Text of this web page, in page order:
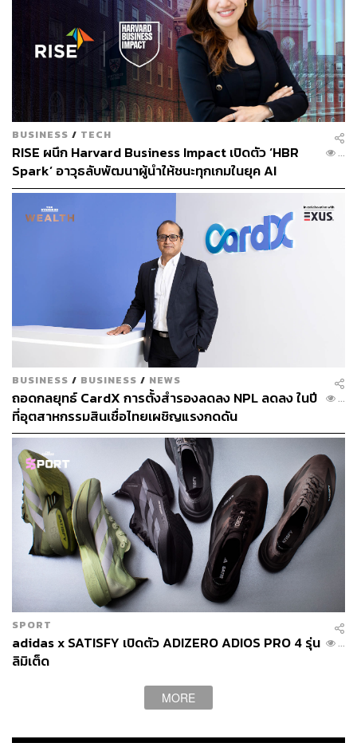
ยานโพรบมวลต่ำที่สร้างจาก ‘แอโรกราไฟต์’ นี้จะอยู่​ในรูป
คล้าย ‘ใบเรือ’ ขนาดใหญ่​ เพื่ออาศัยแรงผลักจากอนุภาค​โฟ
ตอนจากแสงอาทิตย์​ในการสร้างพลังขับดันส่งพุ่งสู่เป้าหมาย
ด้วยคุณสมบัติ​ของโฟตอนที่เป็นอนุภาค​ไร้มวลแต่มีพลังงาน​
และโมเมนตัม จึงสามารถผลักวัตถุ​ต่างๆ ได้หากวัตถุ​นั้นมีน้ำ
หนัก ‘เบา’ พอ
“เราพบว่าชั้นแอโรกราไลต์บางๆ ที่มีความหนาประมาณ 1
มิลลิเมตร เมื่อนำไปสร้างใบเรือให้กับยานโพรบมวลต่ำและ
ได้รับแรงดันโฟตอนจากแสงอาทิตย์​ ยานโพรบนั้นก็จะได้แรง
ผลักจนเกิดความเร็วหลุดพ้นจากระบบสุริยะได้”
เมื่อเราทำให้ยานมีความเบาลงไปอีก ด้วยการลดความหนา
ของใบเรือให้เหลือเพียง 0.5 มิลลิเมตร ยานโพรบก็จะมี
ความเร็วในระดับที่จะเดินทางไปถึงดาวอังคารใน 60 วัน และ
เดินทางไปถึงดาวพลูโตในเวลา 4.3 ปี นั่นหมายถึงเร็วกว่า
ยานสำรวจพลูโตนิวฮอไรซันส์ถึงสองเท่า!
และหากเราทำให้ยานโพรบเบาลงไปถึงที่สุด ด้วยการทำให้
ใบเรือแอโรกราไฟต์บางระดับไมโครเมตร แล้วนำยานนี้ไปไว้
ที่ระยะห่างจากดวงอาทิตย์​ 0.04 AU หรือ 4% ของระยะห่าง
ระหว่างดวงอาทิตย์กับโลก เพื่อให้เกิดแรงดันโฟตอนจากแสง
อาทิตย์ที่มากพอ ก็จะส่งผลให้เกิดแรงผลักจนยานสามารถ
ทำความเร็วได้ถึง 6,900 กิโลเมตรต่อวินาที เร็วกว่ายานวอย
เอจเจอร์​ 1 ที่ เดินทางด้วยความเร็ว 17 กิโลเมตรต่อวินาที
อย่างเทียบกันไม่ได้ และจะทำให้ยานลำโพรบมวลต่ำลำนี้
สามารถ​เดินทางไปถึงดาวพร็อกซิมา เซนทอรีในเวลาเพียง
185 ปีเท่านั้น​
ด็อกเตอร์​ René Heller​ ระบุเพิ่มเติมว่า ไอเดียของยานเรือใบ
เดินทางด้วยแสงนั่นเคยมีมาแล้วก่อนหน้านี้ แต่มีต้นทุนที่ค่อน
ข้างแพงและต้องใช้แสงเลเซอร์พลังสูงในการขับดันใบเรือ
แตกต่างจากยานที่สร้างใบด้วยวัสดุ ‘แอโรกราไฟต์’ ที่มีต้นทุน
ต่ำกว่ามาก โดยค่าใช้จ่ายของยานโพรบลำนี้ในรุ่นต้นแบบจะ
จะมีต้นทุนอยู่ราว 10 ล้านดอลลาร์สหรัฐ เท่านั้น
สุดท้ายแล้วปัญหาหลักๆ ในการเดินทางไกลข้ามระบบดาวก็
BUSINESS / TECH
RISE ผนึก Harvard Business Impact เปิดตัว ‘HBR
Spark’ อาวุธลับพัฒนาผู้นำให้ชนะทุกเกมในยุค AI
[Advertorial]
...
BUSINESS / BUSINESS / NEWS
ถอดกลยุทธ์ CardX การตั้งสำรองลดลง NPL ลดลง ในปี
ที่อุตสาหกรรมสินเชื่อไทยเผชิญแรงกดดัน
...
SPORT
adidas x SATISFY เปิดตัว ADIZERO ADIOS PRO 4 รุ่น
ลิมิเต็ด
...
MORE